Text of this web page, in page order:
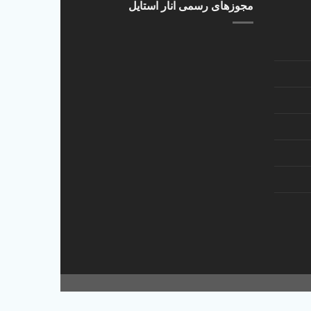
مجوزهای رسمی انار استایل